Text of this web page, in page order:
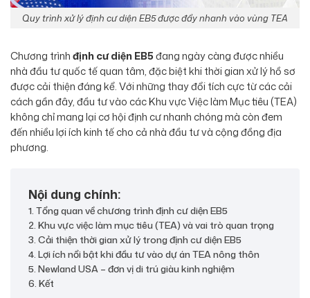
Quy trình xử lý định cư diện EB5 được đẩy nhanh vào vùng TEA
Chương trìnhđịnh cư diện EB5đang ngày càng được nhiều
nhà đầu tư quốc tế quan tâm, đặc biệt khi thời gian xử lý hồ sơ
được cải thiện đáng kể. Với những thay đổi tích cực từ các cải
cách gần đây, đầu tư vào các Khu vực Việc làm Mục tiêu (TEA)
không chỉ mang lại cơ hội định cư nhanh chóng mà còn đem
đến nhiều lợi ích kinh tế cho cả nhà đầu tư và cộng đồng địa
phương.
Nội dung chính:
1. Tổng quan về chương trình định cư diện EB5
2. Khu vực việc làm mục tiêu (TEA) và vai trò quan trọng
3. Cải thiện thời gian xử lý trong định cư diện EB5
4. Lợi ích nổi bật khi đầu tư vào dự án TEA nông thôn
5. Newland USA – đơn vị di trú giàu kinh nghiệm
6. Kết